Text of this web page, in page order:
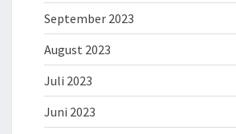
September 2023
August 2023
Juli 2023
Juni 2023